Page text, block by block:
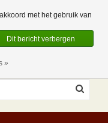
0 Artikelen
met het gebruik van
Dit bericht verbergen
»